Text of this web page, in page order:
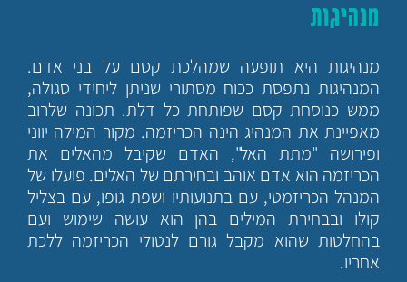
מנהיגות
מנהיגות היא תופעה שמהלכת קסם על בני אדם.
המנהיגות נתפסת ככוח מסתורי שניתן ליחידי סגולה,
ממש כנוסחת קסם שפותחת כל דלת. תכונה שלרוב
מאפיינת את המנהיג הינה הכריזמה. מקור המילה יווני
ופירושה "מתת האל", האדם שקיבל מהאלים את
הכריזמה הוא אדם אוהב ובחירתם של האלים. פועלו של
המנהל הכריזמטי, עם בתנועותיו ושפת גופו, עם בצליל
קולו ובבחירת המילים בהן הוא עושה שימוש ועם
בהחלטות שהוא מקבל גורם לנטולי הכריזמה ללכת
אחריו.